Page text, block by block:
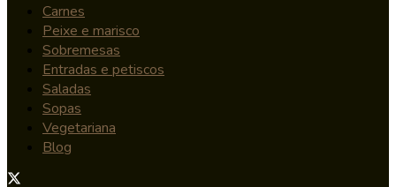
Carnes
Peixe e marisco
Sobremesas
Entradas e petiscos
Saladas
Sopas
Vegetariana
Blog